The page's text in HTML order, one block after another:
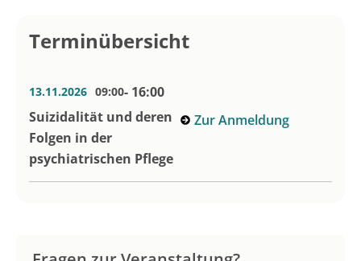
Terminübersicht
13.11.2026 09:00- 16:00
Suizidalität und deren
Folgen in der
psychiatrischen Pflege
Zur Anmeldung